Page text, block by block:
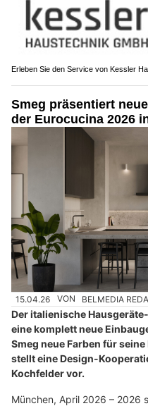
Erleben Sie den Service von Kessler
Smeg präsentiert
der Eurocucina 2026
15.04.26 VON BELMEDIA
Der italienische
eine komplett neue
Smeg neue Farben für
stellt eine Design-
Kochfelder vor.
München, April 2026 – 2026